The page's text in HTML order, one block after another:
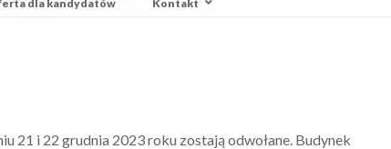
dla kandydatów Kontakt
21 i 22 grudnia 2023 roku zostają odwołane. Budynek